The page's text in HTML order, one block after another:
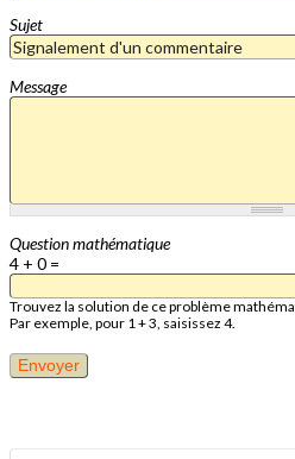
Sujet
Message
Question mathématique
4 + 0 =
Trouvez la solution de ce problème
Par exemple, pour 1 + 3, saisissez 4.